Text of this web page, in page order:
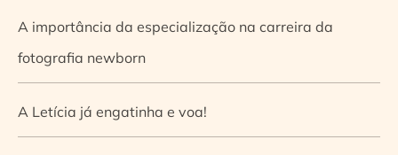
A importância da especialização na carreira da
fotografia newborn
A Letícia já engatinha e voa!